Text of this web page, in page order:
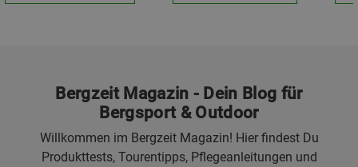
Bergzeit Magazin - Dein Blog für
Bergsport & Outdoor
Willkommen im Bergzeit Magazin! Hier findest Du
Produkttests, Tourentipps, Pflegeanleitungen und